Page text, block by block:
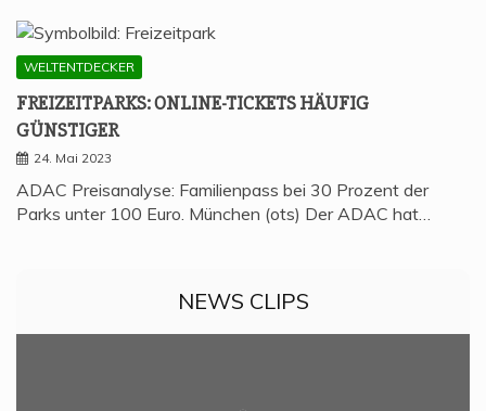
WELTENTDECKER
FREI­ZEIT­PARKS: ONLINE-TICKETS HÄU­FIG
GÜNSTIGER
24. Mai 2023
ADAC Preisanalyse: Familienpass bei 30 Prozent der
Parks unter 100 Euro. München (ots) Der ADAC hat…
NEWS CLIPS